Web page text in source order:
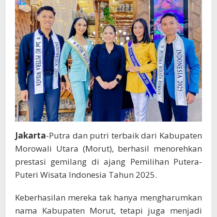
Nasional
2025
di
Jakarta
Jakarta-Putra dan putri terbaik dari Kabupaten
Morowali Utara (Morut), berhasil menorehkan
prestasi gemilang di ajang Pemilihan Putera-
Puteri Wisata Indonesia Tahun 2025.
Keberhasilan mereka tak hanya mengharumkan
nama Kabupaten Morut, tetapi juga menjadi